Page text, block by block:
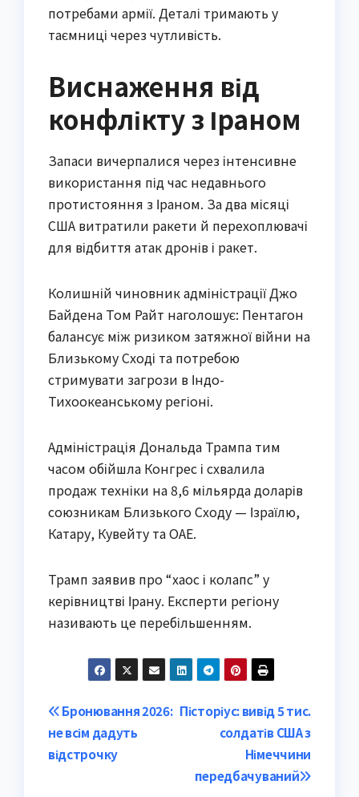
потребами армії. Деталі тримають у
таємниці через чутливість.
Виснаження від
конфлікту з Іраном
Запаси вичерпалися через інтенсивне
використання під час недавнього
протистояння з Іраном. За два місяці
США витратили ракети й перехоплювачі
для відбиття атак дронів і ракет.
Колишній чиновник адміністрації Джо
Байдена Том Райт наголошує: Пентагон
балансує між ризиком затяжної війни на
Близькому Сході та потребою
стримувати загрози в Індо-
Тихоокеанському регіоні.
Адміністрація Дональда Трампа тим
часом обійшла Конгрес і схвалила
продаж техніки на 8,6 мільярда доларів
союзникам Близького Сходу — Ізраїлю,
Катару, Кувейту та ОАЕ.
Трамп заявив про “хаос і колапс” у
керівництві Ірану. Експерти регіону
називають це перебільшенням.
Post
navigation
Пісторіус: вивід 5 тис.
солдатів США з
Німеччини
передбачуваний
Бронювання 2026:
не всім дадуть
відстрочку